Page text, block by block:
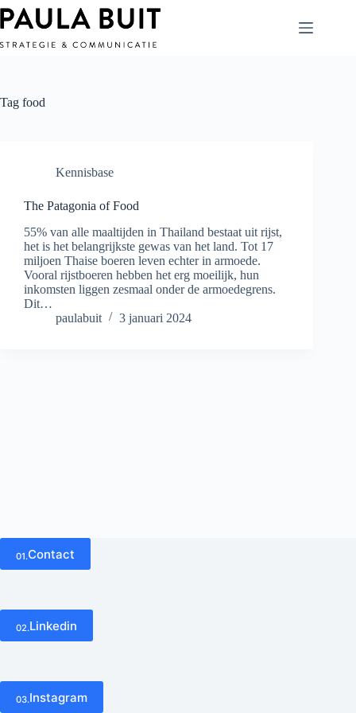
Ga
naar
inhoud
Tag food
Kennisbase
The Patagonia of Food
55% van alle maaltijden in Thailand bestaat uit rijst,
het is het belangrijkste gewas van het land. Tot 17
miljoen Thaise boeren leven echter in armoede.
Vooral rijstboeren hebben het erg moeilijk, hun
inkomsten liggen zesmaal onder de armoedegrens.
Dit…
paulabuit
3 januari 2024
01.Contact
02.Linkedin
03.Instagram